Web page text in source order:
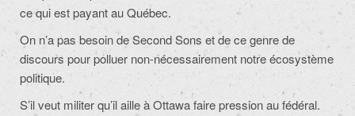
ce qui est payant au Québec.
On n’a pas besoin de Second Sons et de ce genre de
discours pour polluer non-nécessairement notre écosystème
politique.
S’il veut militer qu’il aille à Ottawa faire pression au fédéral.